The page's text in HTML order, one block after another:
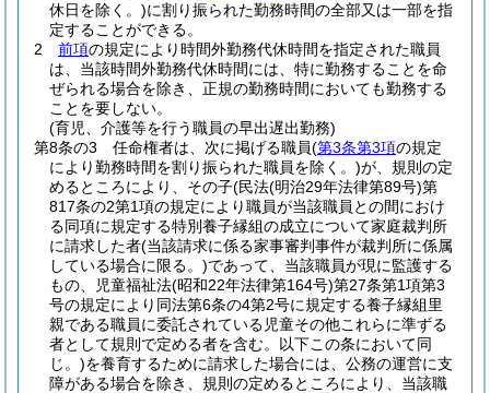
休日を除く。)に割り振られた勤務時間の全部又は一部を指
定することができる。
2
前項の規定により時間外勤務代休時間を指定された職員
は、当該時間外勤務代休時間には、特に勤務することを命
ぜられる場合を除き、正規の勤務時間においても勤務する
ことを要しない。
(育児、介護等を行う職員の早出遅出勤務)
第8条の3
任命権者は、次に掲げる職員(第3条第3項の規定
により勤務時間を割り振られた職員を除く。)が、規則の定
めるところにより、その子(民法(明治29年法律第89号)第
817条の2第1項の規定により職員が当該職員との間におけ
る同項に規定する特別養子縁組の成立について家庭裁判所
に請求した者(当該請求に係る家事審判事件が裁判所に係属
している場合に限る。)であって、当該職員が現に監護する
もの、児童福祉法(昭和22年法律第164号)第27条第1項第3
号の規定により同法第6条の4第2号に規定する養子縁組里
親である職員に委託されている児童その他これらに準ずる
者として規則で定める者を含む。以下この条において同
じ。)を養育するために請求した場合には、公務の運営に支
障がある場合を除き、規則の定めるところにより、当該職